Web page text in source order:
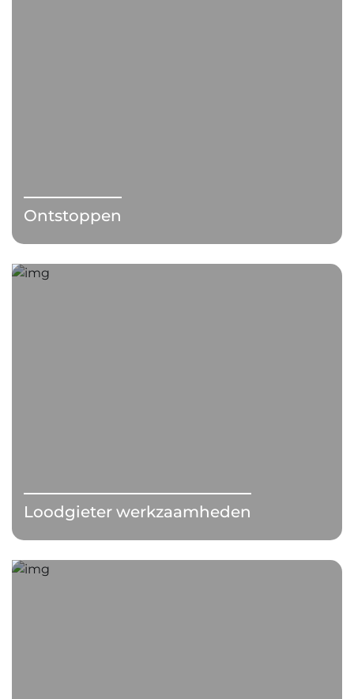
Ontstoppen
Loodgieter werkzaamheden